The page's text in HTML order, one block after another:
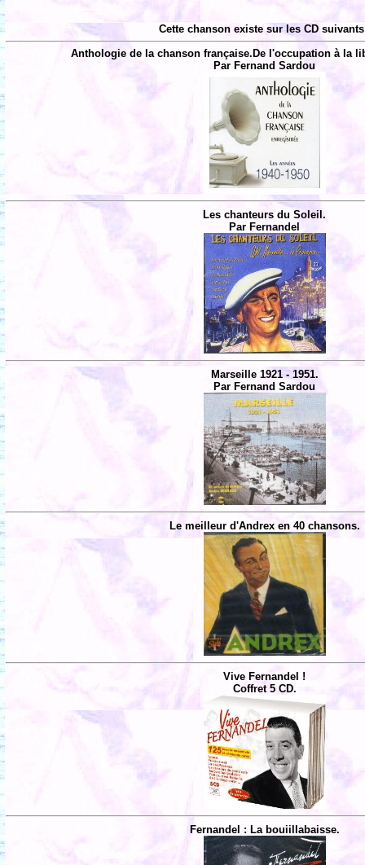
Cette chanson existe sur les CD
Anthologie de la chanson française.De l'occupation à la
Par Fernand Sardou
Les chanteurs du Soleil.
Par Fernandel
Marseille 1921 - 1951.
Par Fernand Sardou
Le meilleur d'Andrex en 40 chansons.
Vive Fernandel !
Coffret 5 CD.
Fernandel : La bouiillabaisse.